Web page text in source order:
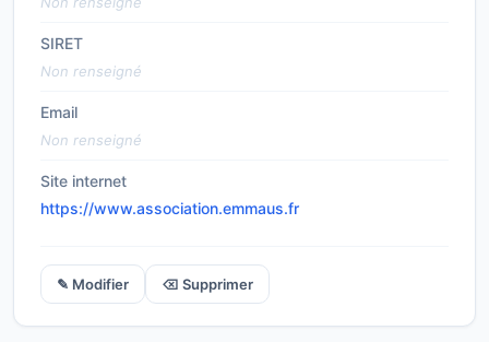
SIRET
Non renseigné
Email
Non renseigné
Site internet
https://www.association.emmaus.fr
✎ Modifier ⌫ Supprimer